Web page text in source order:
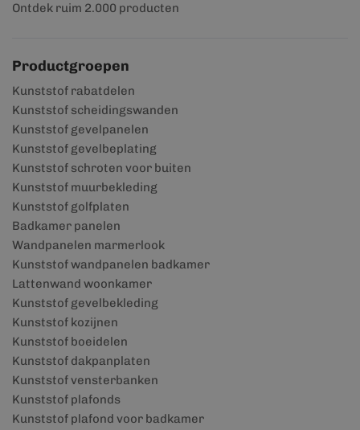
Ontdek ruim 2.000 producten
Productgroepen
Kunststof rabatdelen
Kunststof scheidingswanden
Kunststof gevelpanelen
Kunststof gevelbeplating
Kunststof schroten voor buiten
Kunststof muurbekleding
Kunststof golfplaten
Badkamer panelen
Wandpanelen marmerlook
Kunststof wandpanelen badkamer
Lattenwand woonkamer
Kunststof gevelbekleding
Kunststof kozijnen
Kunststof boeidelen
Kunststof dakpanplaten
Kunststof vensterbanken
Kunststof plafonds
Kunststof plafond voor badkamer